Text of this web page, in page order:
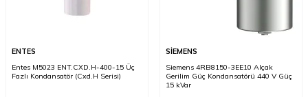
ENTES
Entes M5023 ENT.CXD.H-400-15 Üç
Fazlı Kondansatör (Cxd.H Serisi)
SİEMENS
Siemens 4RB8150-3EE10 Alçak
Gerilim Güç Kondansatörü 440 V Güç
15 kVar